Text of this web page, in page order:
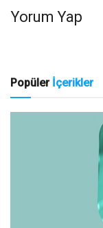
Yorum Yap
Popüler İçerikler